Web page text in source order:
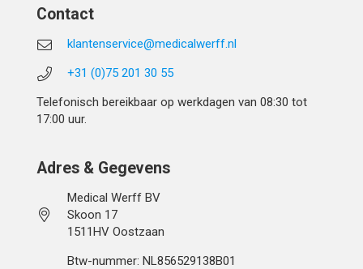
Contact
klantenservice@medicalwerff.nl
+31 (0)75 201 30 55
Telefonisch bereikbaar op werkdagen van 08:30 tot
17:00 uur.
Adres & Gegevens
Medical Werff BV
Skoon 17
1511HV Oostzaan
Btw-nummer: NL856529138B01